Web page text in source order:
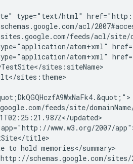
type="text/html"
acl/
feeds/acl/site/
atom+xml"
atom+xml"
</sites:siteName>
</sites:theme>
feeds/site/
domainName
updated>
www.w3.org/2007/
</title>
to hold memories</summary>
schemas.google.com/